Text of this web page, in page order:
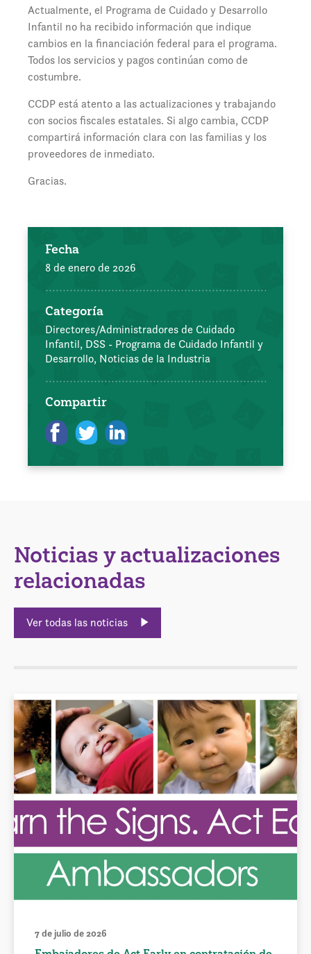
Actualmente, el Programa de Cuidado y Desarrollo
Infantil no ha recibido información que indique
cambios en la financiación federal para el programa.
Todos los servicios y pagos continúan como de
costumbre.
CCDP está atento a las actualizaciones y trabajando
con socios fiscales estatales. Si algo cambia, CCDP
compartirá información clara con las familias y los
proveedores de inmediato.
Gracias.
Fecha
8 de enero de 2026
Categoría
Directores/Administradores de Cuidado
Infantil, DSS - Programa de Cuidado Infantil y
Desarrollo, Noticias de la Industria
Compartir
Noticias y actualizaciones
relacionadas
Ver todas las noticias
7 de julio de 2026